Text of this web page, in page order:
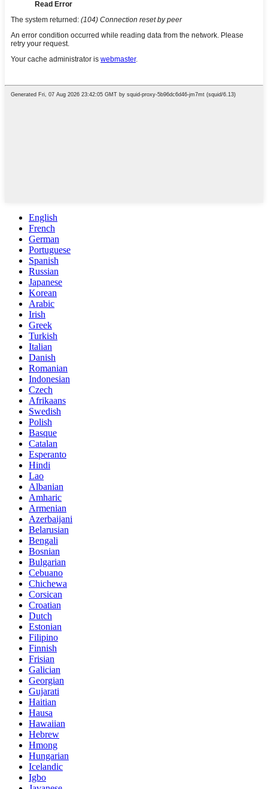
English
French
German
Portuguese
Spanish
Russian
Japanese
Korean
Arabic
Irish
Greek
Turkish
Italian
Danish
Romanian
Indonesian
Czech
Afrikaans
Swedish
Polish
Basque
Catalan
Esperanto
Hindi
Lao
Albanian
Amharic
Armenian
Azerbaijani
Belarusian
Bengali
Bosnian
Bulgarian
Cebuano
Chichewa
Corsican
Croatian
Dutch
Estonian
Filipino
Finnish
Frisian
Galician
Georgian
Gujarati
Haitian
Hausa
Hawaiian
Hebrew
Hmong
Hungarian
Icelandic
Igbo